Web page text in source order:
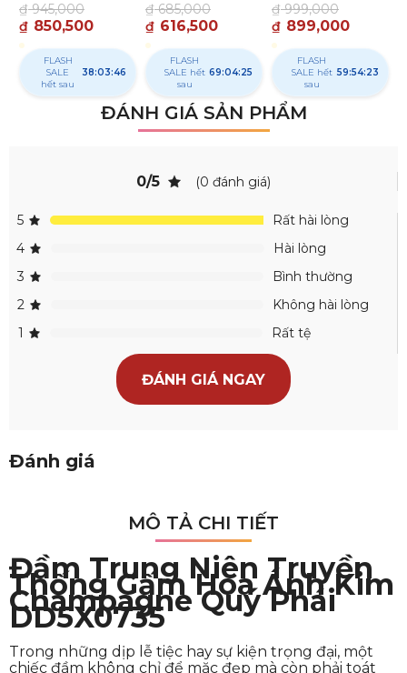
₫ 850,500
₫945,000
FLASH
SALE hết
sau
38:03:45
₫ 616,500
₫685,000
FLASH
SALE
hết sau
69:04:24
₫ 899,000
₫999,000
FLASH
SALE hết
sau
59:54:22
ĐÁNH GIÁ SẢN PHẨM
(0 đánh giá)
0/5
5
Rất hài lòng
4
Hài lòng
3
Bình thường
2
Không hài lòng
1
Rất tệ
ĐÁNH GIÁ NGAY
Đánh giá
MÔ TẢ CHI TIẾT
Đầm Trung Niên Truyền
Thống Gấm Hoa Ánh Kim
Champagne Quý Phái
DD5X0735
Trong những dịp lễ tiệc hay sự kiện trọng đại, một
chiếc đầm không chỉ để mặc đẹp mà còn phải toát